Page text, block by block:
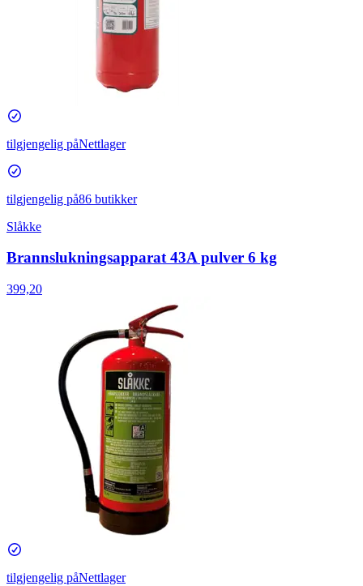
tilgjengelig påNettlager
tilgjengelig på86 butikker
Slåkke
Brannslukningsapparat 43A pulver 6 kg
399,20
tilgjengelig påNettlager